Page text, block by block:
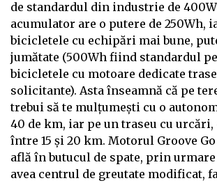
de standardul din industrie de
acumulator are o putere de 250Wh,
bicicletele cu echipări mai bune,
jumătate (500Wh fiind standardul
bicicletele cu motoare dedicate
solicitante). Asta înseamnă că pe
trebui să te mulțumești cu o
40 de km, iar pe un traseu cu urcări,
între 15 și 20 km. Motorul Groove Go
află în butucul de spate, prin
avea centrul de greutate modificat,